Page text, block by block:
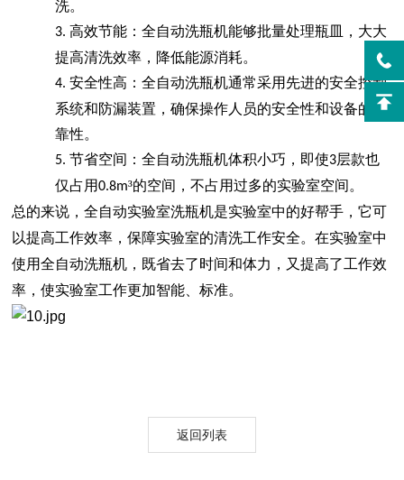
洗。
3. 高效节能：全自动洗瓶机能够批量处理瓶皿，大大
提高清洗效率，降低能源消耗。
4.安全性高：全自动洗瓶机通常采用先进的安全控制
系统和防漏装置，确保操作人员的安全性和设备的可
靠性。
5. 节省空间：全自动洗瓶机体积小巧， 即使3层款也
仅占用0.8m³的空间，不占用过多的实验室空间。
总的来说，全自动实验室洗瓶机是实验室中的好帮手，它可
以提高工作效率，保障实验室的清洗工作安全。在实验室中
使用全自动洗瓶机，既省去了时间和体力，又提高了工作效
率，使实验室工作更加智能、标准。
返回列表